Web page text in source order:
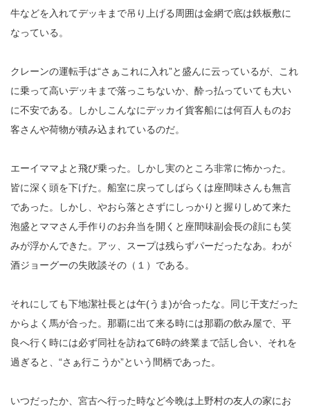
牛などを入れてデッキまで吊り上げる周囲は金網で底は鉄板敷に
なっている。
クレーンの運転手は“さぁこれに入れ”と盛んに云っているが、これ
に乗って高いデッキまで落っこちないか、酔っ払っていても大い
に不安である。しかしこんなにデッカイ貨客船には何百人ものお
客さんや荷物が積み込まれているのだ。
エーイママよと飛び乗った。しかし実のところ非常に怖かった。
皆に深く頭を下げた。船室に戻ってしばらくは座間味さんも無言
であった。しかし、やおら落とさずにしっかりと握りしめて来た
泡盛とママさん手作りのお弁当を開くと座間味副会長の顔にも笑
みが浮かんできた。アッ、スープは残らずパーだったなあ。わが
酒ジョーグーの失敗談その（１）である。
それにしても下地潔社長とは午(うま)が合ったな。同じ干支だった
からよく馬が合った。那覇に出て来る時には那覇の飲み屋で、平
良へ行く時には必ず同社を訪ねて6時の終業まで話し合い、それを
過ぎると、“さぁ行こうか”という間柄であった。
いつだったか、宮古へ行った時など今晩は上野村の友人の家にお